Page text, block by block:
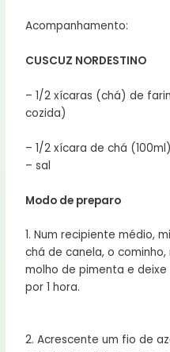
Acompanhamento:
CUSCUZ NORDESTINO
– 1/2 xícaras (chá) de
cozida)
– 1/2 xícara de chá
– sal
Modo de preparo
1. Num recipiente médio,
chá de canela, o
molho de pimenta e
por 1 hora.
2. Acrescente um fio de